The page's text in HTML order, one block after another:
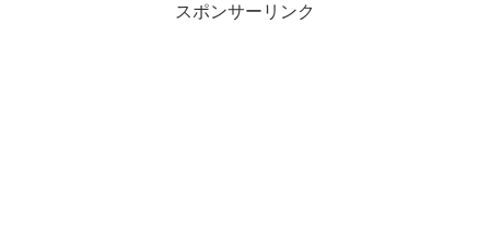
スポンサーリンク